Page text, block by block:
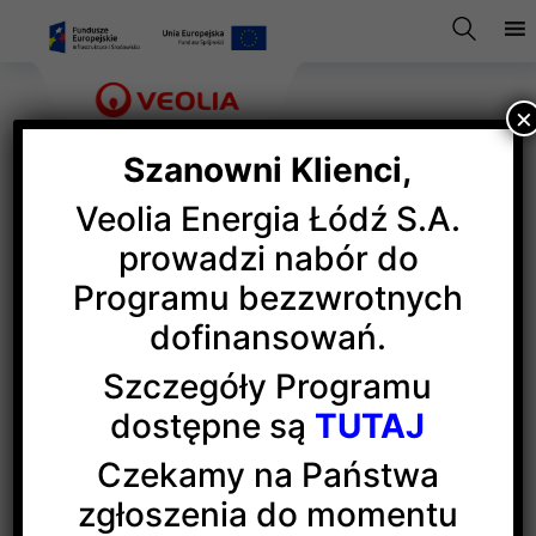
Próba przebiegła pomyślnie
W EC1 odbyło się podsumowanie zrealizowanych
testów kontrolowanej próby pracy wyspowej
wydzielonych bloków elektrociepłowni EC3 i EC4
w Łodzi. Testy zostały przeprowadzone w ramach
rozpoczętych przez Grupę Veolia we wrześniu
2022 r. przygotowań do sprawdzenia gotowości
do aktywnej reakcji naszych bloków ciepłowniczych
Szanowni Klienci,
Veolia Energia Łódź S.A.
prowadzi nabór do
Programu bezzwrotnych
dofinansowań.
Szczegóły Programu
dostępne są TUTAJ
Czekamy na Państwa
zgłoszenia do momentu
×